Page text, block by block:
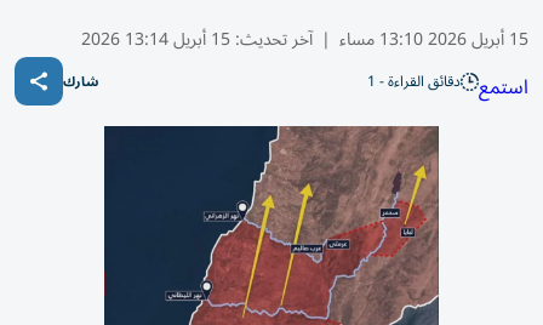
15 أبريل 2026 13:10 مساء | آخر تحديث:15 أبريل 13:14 2026
استمع دقائق القراءة - 1 شارك